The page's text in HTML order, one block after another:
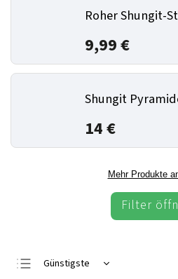
Roher Shungit-
9,99 €
Shungit
14 €
Mehr Produkte
Filter
Günstigste